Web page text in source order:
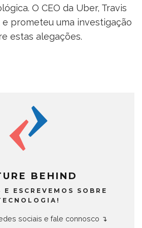
O CEO da Uber, Travis
e prometeu uma investigação
estas alegações.
BEHIND
E ESCREVEMOS SOBRE
sociais e fale connosco ↴